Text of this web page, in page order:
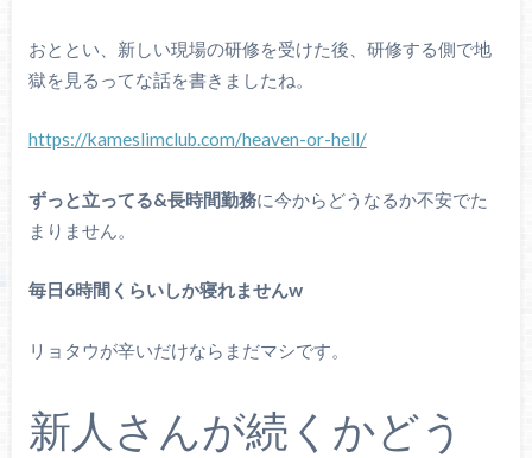
おととい、新しい現場の研修を受けた後、研修する側で地
獄を見るってな話を書きましたね。
https://kameslimclub.com/heaven-or-hell/
ずっと立ってる&長時間勤務に今からどうなるか不安でた
まりません。
毎日6時間くらいしか寝れませんw
リョタウが辛いだけならまだマシです。
新人さんが続くかどう